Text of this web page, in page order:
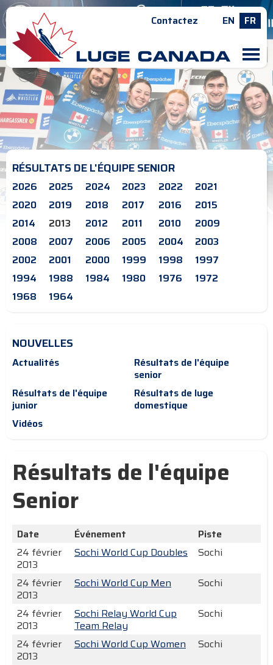
Contactez EN FR
M
RÉSULTATS DE L'ÉQUIPE SENIOR
2026 2025 2024 2023 2022
2021
2020
2019 2018 2017 2016
2015
2014
2013 2012 2011 2010
2009
2008
2007 2006 2005 2004
2003
2002
2001 2000 1999 1998
1997
1994
1988 1984 1980 1976
1972
1968
1964
NOUVELLES
Actualités
Résultats de l'équipe
senior
Résultats de l'équipe
junior
Résultats de luge
domestique
Vidéos
Résultats de l'équipe
Senior
Date Événement
Piste
24 février
2013
Sochi World Cup Doubles
Sochi
24 février
2013
Sochi World Cup Men
Sochi
24 février
2013
Sochi Relay World Cup
Team Relay
Sochi
24 février
2013
Sochi World Cup Women
Sochi